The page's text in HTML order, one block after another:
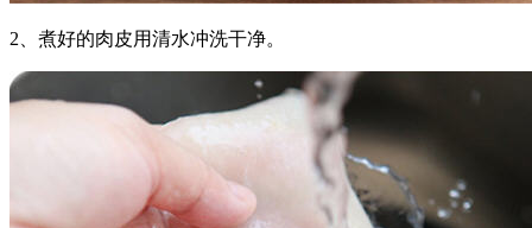
2、煮好的肉皮用清水冲洗干净。